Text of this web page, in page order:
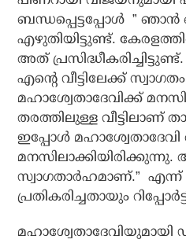
ബന്ധപ്പെട്ടപ്പോള്‍ ”
എഴുതിയിട്ടുണ്ട്.
അത്
എന്റെ വീട്ടിലേക്ക്
മഹാശ്വേതാദേവിക്ക്
തരത്തിലുള്ള വീട്ടിലാണ്
ഇപ്പോള്‍
സ്വാഗതാര്‍ഹമാണ്.” എന്ന്
പ്രതികരിച്ചതായും